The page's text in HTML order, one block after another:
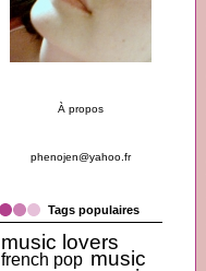
À propos
phenojen@yahoo.fr
Tags populaires
music lovers
french pop music